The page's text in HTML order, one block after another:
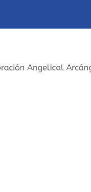
Angelical